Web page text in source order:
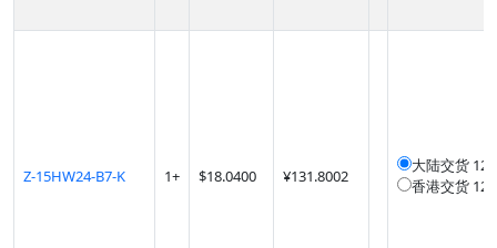
Z-15HW24-B7-K 1+ $18.0400 ¥131.8002
大陆交货
香港交货